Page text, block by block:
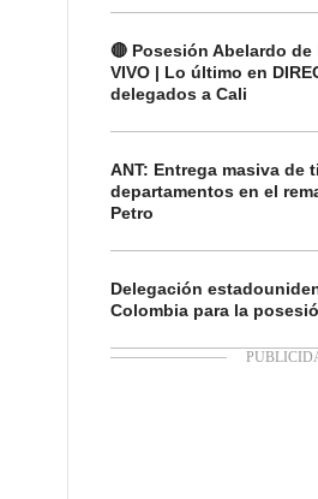
🔴 Posesión Abelardo de
VIVO | Lo último en
delegados a Cali
ANT: Entrega masiva de
departamentos en el
Petro
Delegación
Colombia para la